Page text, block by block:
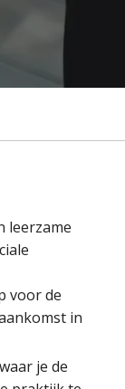
leerzame
voor de
in
je de